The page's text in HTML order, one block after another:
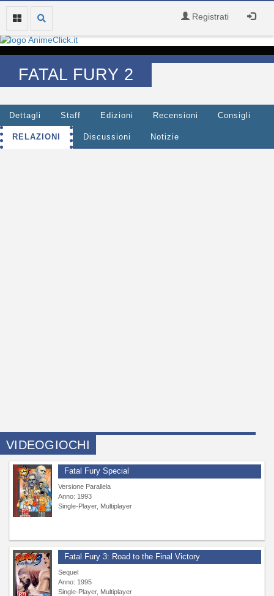
Registrati
FATAL FURY 2
Dettagli Staff Edizioni Recensioni Consigli
RELAZIONI Discussioni Notizie
VIDEOGIOCHI
Fatal Fury Special
Versione Parallela
Anno: 1993
Single-Player, Multiplayer
Fatal Fury 3: Road to the Final Victory
Sequel
Anno: 1995
Single-Player, Multiplayer